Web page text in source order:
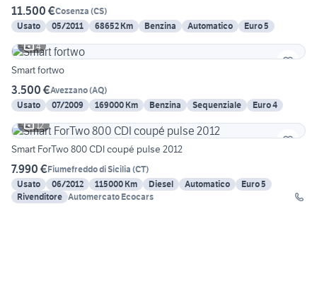
11.500 €Cosenza (CS)
Usato
05/2011 68652 Km Benzina Automatico
Euro 5
4
Smart fortwo
3.500 €Avezzano(AQ)
Usato
07/2009 169000 Km Benzina Sequenziale
Euro 4
12
Smart ForTwo 800 CDI coupé pulse 2012
7.990 €Fiumefreddo di Sicilia (CT)
Usato
06/2012 115000 Km Diesel Automatico
Euro 5
Rivenditore Automercato Ecocars